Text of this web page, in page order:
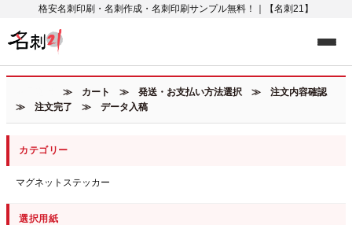
格安名刺印刷・名刺作成・名刺印刷サンプル無料！｜【名刺21】
≫ カート ≫ 発送・お支払い方法選択 ≫ 注文内容確認
≫ 注文完了 ≫ データ入稿
カテゴリー
マグネットステッカー
選択用紙